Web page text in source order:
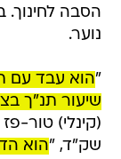
הסבה לחינוך.
נוער.
"הוא עבד עם
שיעור תנ"ך
(קינלי) טור-
שק"ד, "הוא